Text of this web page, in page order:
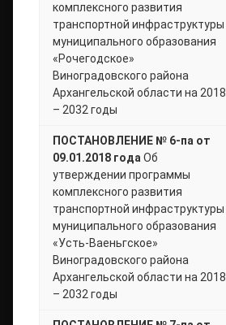
комплексного развития
транспортной инфраструктуры
муниципального образования
«Рочегодское»
Виноградовского района
Архангельской области на 2018
– 2032 годы
ПОСТАНОВЛЕНИЕ № 6-па от
09.01.2018 года Об
утверждении программы
комплексного развития
транспортной инфраструктуры
муниципального образования
«Усть-Ваеньгское»
Виноградовского района
Архангельской области на 2018
– 2032 годы